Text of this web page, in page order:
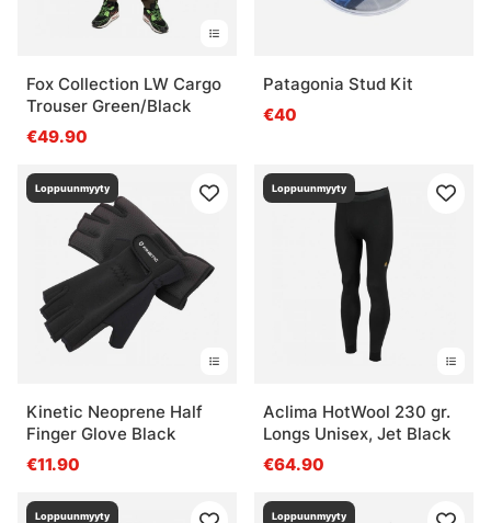
Fox Collection LW Cargo
Trouser Green/Black
€49.90
Patagonia Stud Kit
€40
Loppuunmyyty
Kinetic Neoprene Half
Finger Glove Black
€11.90
Loppuunmyyty
Aclima HotWool 230 gr.
Longs Unisex, Jet Black
€64.90
Loppuunmyyty Loppuunmyyty